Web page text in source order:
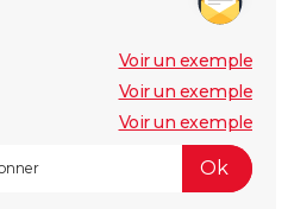
Voir un exemple
Voir un exemple
Voir un exemple